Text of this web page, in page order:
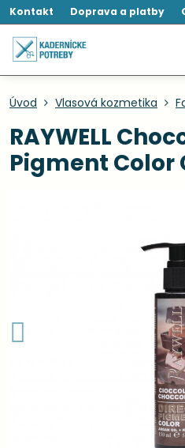
Kontakt Doprava a platby
Úvod Vlasová kozmetika
RAYWELL
Pigment Color